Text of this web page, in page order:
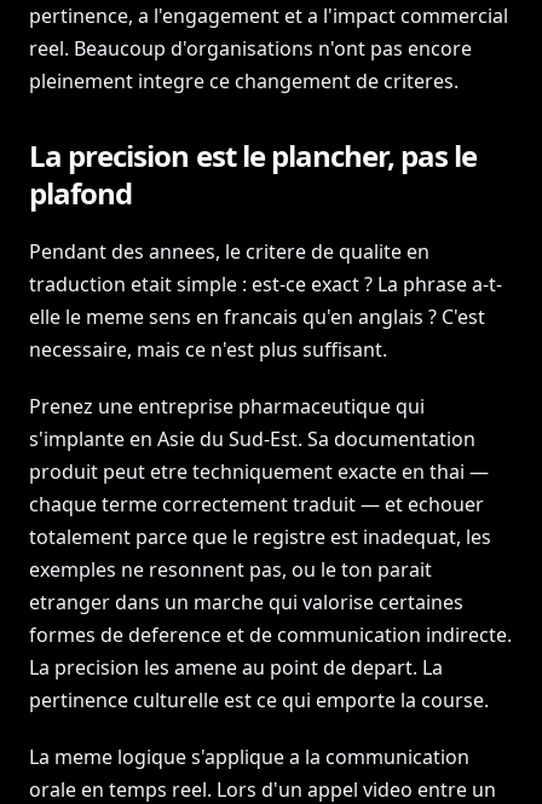
pertinence, a l'engagement et a l'impact commercial
reel. Beaucoup d'organisations n'ont pas encore
pleinement integre ce changement de criteres.
La precision est le plancher, pas le
plafond
Pendant des annees, le critere de qualite en
traduction etait simple : est-ce exact ? La phrase a-t-
elle le meme sens en francais qu'en anglais ? C'est
necessaire, mais ce n'est plus suffisant.
Prenez une entreprise pharmaceutique qui
s'implante en Asie du Sud-Est. Sa documentation
produit peut etre techniquement exacte en thai —
chaque terme correctement traduit — et echouer
totalement parce que le registre est inadequat, les
exemples ne resonnent pas, ou le ton parait
etranger dans un marche qui valorise certaines
formes de deference et de communication indirecte.
La precision les amene au point de depart. La
pertinence culturelle est ce qui emporte la course.
La meme logique s'applique a la communication
orale en temps reel. Lors d'un appel video entre un